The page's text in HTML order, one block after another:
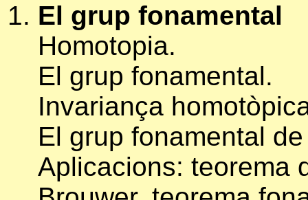
El grup fonamental
Homotopia.
El grup fonamental.
Invariança
El grup fonamental
Aplicacions: teorema